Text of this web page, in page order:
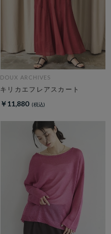
DOUX ARCHIVES
キリカエフレアスカート
￥11,880